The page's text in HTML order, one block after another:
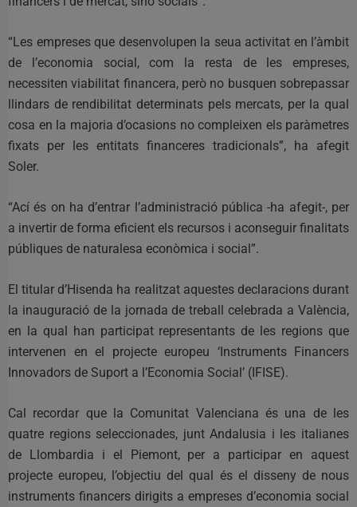
“Les empreses que desenvolupen la seua activitat en l’àmbit
de l’economia social, com la resta de les empreses,
necessiten viabilitat financera, però no busquen sobrepassar
llindars de rendibilitat determinats pels mercats, per la qual
cosa en la majoria d’ocasions no compleixen els paràmetres
fixats per les entitats financeres tradicionals”, ha afegit
Soler.
“Ací és on ha d’entrar l’administració pública -ha afegit-, per
a invertir de forma eficient els recursos i aconseguir finalitats
públiques de naturalesa econòmica i social”.
El titular d’Hisenda ha realitzat aquestes declaracions durant
la inauguració de la jornada de treball celebrada a València,
en la qual han participat representants de les regions que
intervenen en el projecte europeu ‘Instruments Financers
Innovadors de Suport a l’Economia Social’ (IFISE).
Cal recordar que la Comunitat Valenciana és una de les
quatre regions seleccionades, junt Andalusia i les italianes
de Llombardia i el Piemont, per a participar en aquest
projecte europeu, l’objectiu del qual és el disseny de nous
instruments financers dirigits a empreses d’economia social